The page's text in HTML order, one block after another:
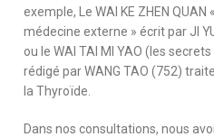
exemple, Le WAI KE ZHEN
médecine externe » écrit par JI
ou le WAI TAI MI YAO (les
rédigé par WANG TAO (752)
la Thyroïde.
Dans nos consultations, nous